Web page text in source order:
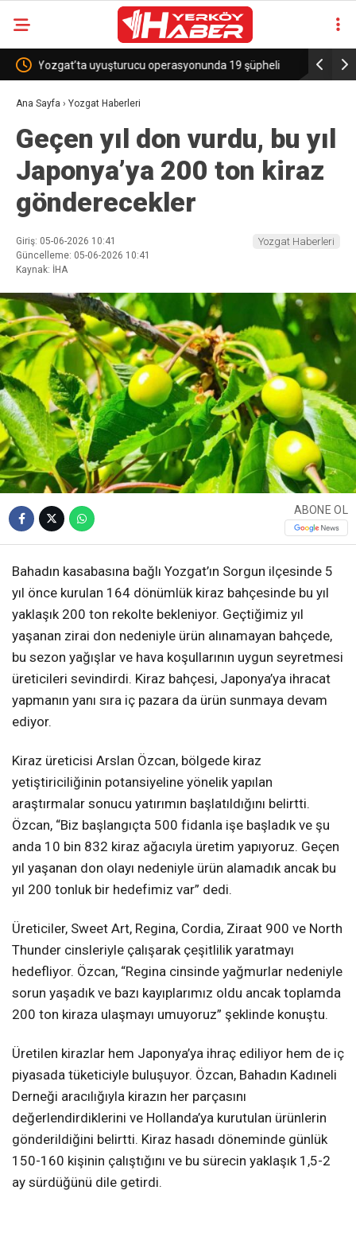
Sekili Köyü’ne Okul Müjdesi! 29
Ana Sayfa › Yozgat Haberleri
Geçen yıl don vurdu, bu yıl
Japonya’ya 200 ton kiraz
gönderecekler
Giriş: 05-06-2026 10:41
Güncelleme: 05-06-2026 10:41
Kaynak: İHA
Yozgat Haberleri
ABONE OL
Bahadın kasabasına bağlı Yozgat’ın Sorgun ilçesinde 5
yıl önce kurulan 164 dönümlük kiraz bahçesinde bu yıl
yaklaşık 200 ton rekolte bekleniyor. Geçtiğimiz yıl
yaşanan zirai don nedeniyle ürün alınamayan bahçede,
bu sezon yağışlar ve hava koşullarının uygun seyretmesi
üreticileri sevindirdi. Kiraz bahçesi, Japonya’ya ihracat
yapmanın yanı sıra iç pazara da ürün sunmaya devam
ediyor.
Kiraz üreticisi Arslan Özcan, bölgede kiraz
yetiştiriciliğinin potansiyeline yönelik yapılan
araştırmalar sonucu yatırımın başlatıldığını belirtti.
Özcan, “Biz başlangıçta 500 fidanla işe başladık ve şu
anda 10 bin 832 kiraz ağacıyla üretim yapıyoruz. Geçen
yıl yaşanan don olayı nedeniyle ürün alamadık ancak bu
yıl 200 tonluk bir hedefimiz var” dedi.
Üreticiler, Sweet Art, Regina, Cordia, Ziraat 900 ve North
Thunder cinsleriyle çalışarak çeşitlilik yaratmayı
hedefliyor. Özcan, “Regina cinsinde yağmurlar nedeniyle
sorun yaşadık ve bazı kayıplarımız oldu ancak toplamda
200 ton kiraza ulaşmayı umuyoruz” şeklinde konuştu.
Üretilen kirazlar hem Japonya’ya ihraç ediliyor hem de iç
piyasada tüketiciyle buluşuyor. Özcan, Bahadın Kadıneli
Derneği aracılığıyla kirazın her parçasını
değerlendirdiklerini ve Hollanda’ya kurutulan ürünlerin
gönderildiğini belirtti. Kiraz hasadı döneminde günlük
150-160 kişinin çalıştığını ve bu sürecin yaklaşık 1,5-2
ay sürdüğünü dile getirdi.